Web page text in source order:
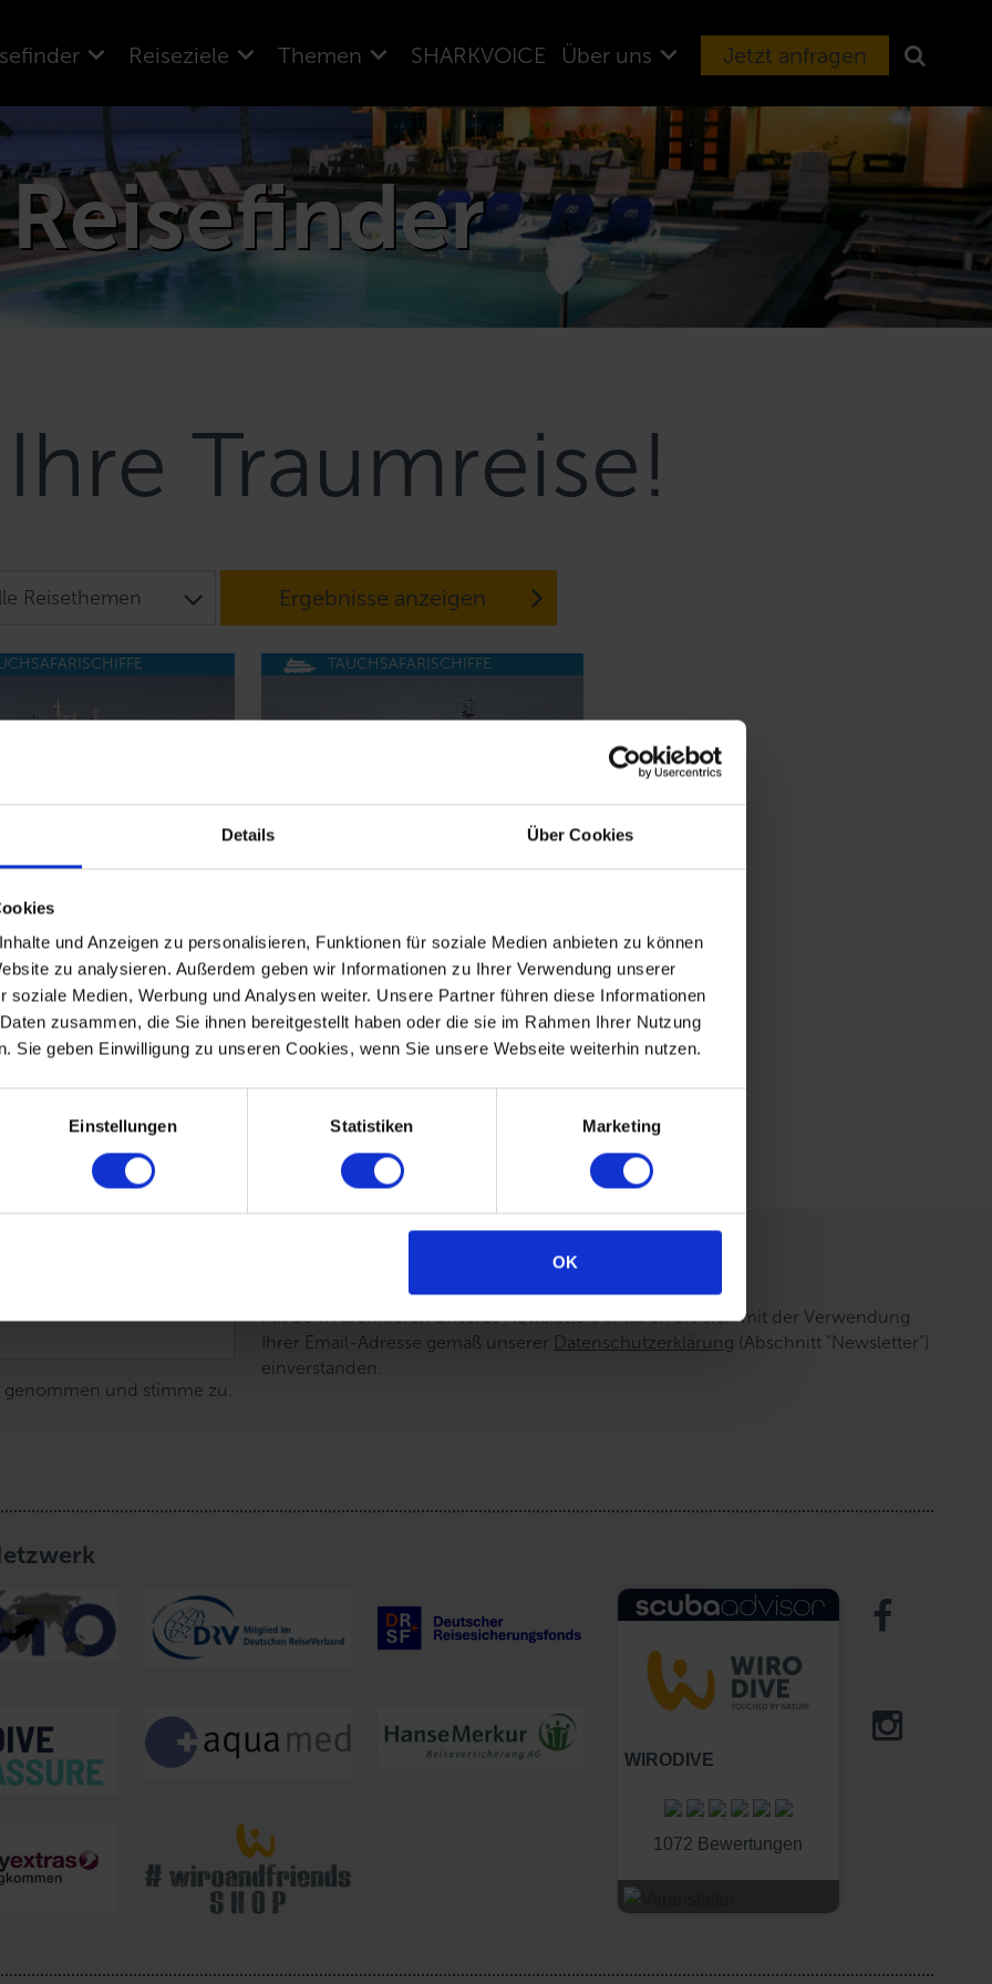
Details Über Cookies
und Anzeigen zu personalisieren, Funktionen für soziale Medien anbieten zu können
zu analysieren. Außerdem geben wir Informationen zu Ihrer Verwendung unserer
soziale Medien, Werbung und Analysen weiter. Unsere Partner führen diese Informationen
zusammen, die Sie ihnen bereitgestellt haben oder die sie im Rahmen Ihrer Nutzung
Sie geben Einwilligung zu unseren Cookies, wenn Sie unsere Webseite weiterhin nutzen.
Einstellungen Statistiken Marketing
OK
Reiseziele Themen SHARKVOICE Über uns Jetzt anfragen
Reisefinder
Traumreise!
Reisethemen Ergebnisse anzeigen
TAUCHSAFARISCHIFFE
genommen und stimme zu.
Mit dem Abonnieren unseres Newsletters erklären Sie sich mit der Verwendung
Ihrer Email-Adresse gemäß unserer Datenschutzerklärung (Abschnitt "Newsletter")
einverstanden.
WIRODIVE
1072 Bewertungen